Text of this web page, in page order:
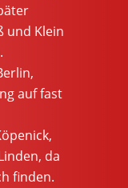
und Klein
auf fast
da
finden.